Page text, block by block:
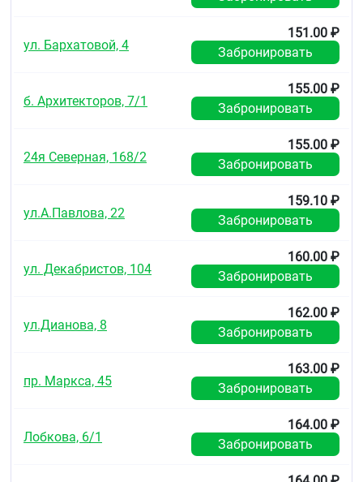
ул. Бархатовой, 4
151.00 ₽
Забронировать
б. Архитекторов, 7/1
155.00 ₽
Забронировать
24я Северная, 168/2
155.00 ₽
Забронировать
ул.А.Павлова, 22
159.10 ₽
Забронировать
ул. Декабристов, 104
160.00 ₽
Забронировать
ул.Дианова, 8
162.00 ₽
Забронировать
пр. Маркса, 45
163.00 ₽
Забронировать
Лобкова, 6/1
164.00 ₽
Забронировать